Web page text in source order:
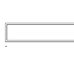
-